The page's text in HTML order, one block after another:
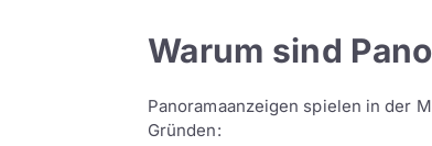
Warum sind
Panoramaanzeigen spielen in der
Gründen: